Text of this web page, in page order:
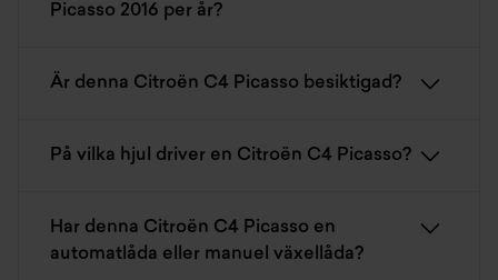
Picasso 2016 per år?
Är denna Citroën C4 Picasso besiktigad?
På vilka hjul driver en Citroën C4 Picasso?
Har denna Citroën C4 Picasso en
automatlåda eller manuel växellåda?